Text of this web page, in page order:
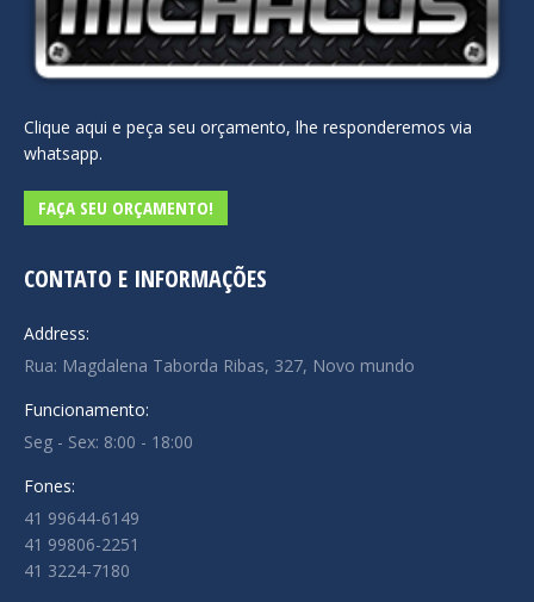
Clique aqui e peça seu orçamento, lhe responderemos via
whatsapp.
FAÇA SEU ORÇAMENTO!
CONTATO E INFORMAÇÕES
Address:
Rua: Magdalena Taborda Ribas, 327, Novo mundo
Funcionamento:
Seg - Sex: 8:00 - 18:00
Fones:
41 99644-6149
41 99806-2251
41 3224-7180